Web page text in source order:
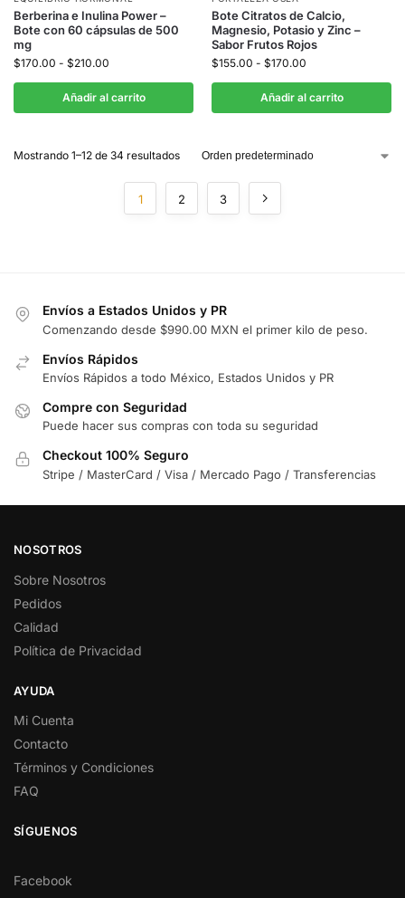
Berberina e Inulina Power –
Bote con 60 cápsulas de 500
mg
$170.00 - $210.00
Añadir al carrito
Bote Citratos de Calcio,
Magnesio, Potasio y Zinc –
Sabor Frutos Rojos
$155.00 - $170.00
Añadir al carrito
Mostrando 1–12 de 34 resultados
1 2 3
Envíos a Estados Unidos y PR
Comenzando desde $990.00 MXN el primer kilo de peso.
Envíos Rápidos
Envíos Rápidos a todo México, Estados Unidos y PR
Compre con Seguridad
Puede hacer sus compras con toda su seguridad
Checkout 100% Seguro
Stripe / MasterCard / Visa / Mercado Pago / Transferencias
NOSOTROS
Sobre Nosotros
Pedidos
Calidad
Política de Privacidad
AYUDA
Mi Cuenta
Contacto
Términos y Condiciones
FAQ
SÍGUENOS
Facebook